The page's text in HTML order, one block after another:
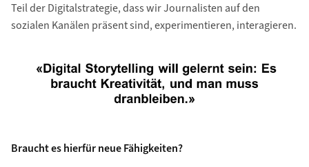
Teil der Digitalstrategie, dass wir Journalisten auf den
sozialen Kanälen präsent sind, experimentieren, interagieren.
Braucht es hierfür neue Fähigkeiten?